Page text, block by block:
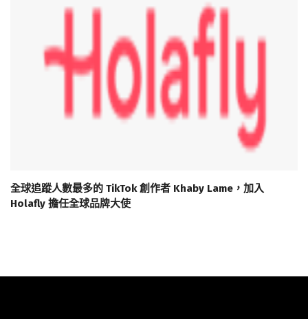
全球追蹤人數最多的 TikTok 創作者 Khaby Lame，加入
Holafly 擔任全球品牌大使